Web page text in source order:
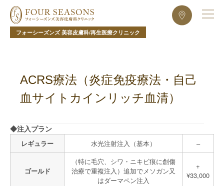
フォーシーズンズ 美容皮膚科/再生医療クリニック
ACRS療法（炎症免疫療法・自己
血サイトカインリッチ血清）
◆注入プラン
レギュラー 水光注射注入（基本） –
ゴールド
（特に毛穴、シワ・ニキビ痕に創傷
治療で重複注入）追加でメソガン又
はダーマペン注入
+
¥33,000